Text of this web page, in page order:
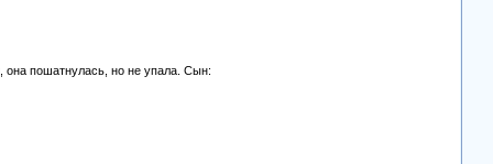
она пошатнyлась, но не yпала. Сын: